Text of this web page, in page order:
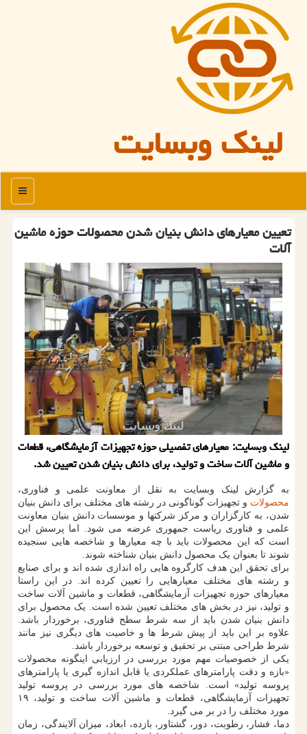
لینک وبسایت
منو
تعیین معیارهای دانش بنیان شدن محصولات حوزه ماشین
آلات
لینك وبسایت: معیارهای تفصیلی حوزه تجهیزات آزمایشگاهی، قطعات
و ماشین آلات ساخت و تولید، برای دانش بنیان شدن تعیین شد.
به گزارش لینک وبسایت به نقل از معاونت علمی و فناوری،
محصولات و تجهیزات گوناگونی در رشته های مختلف برای دانش بنیان
شدن، به کارگزاران و مرکز شرکتها و موسسات دانش بنیان معاونت
علمی و فناوری ریاست جمهوری عرضه می شود. اما پرسش این
است که این محصولات باید با چه معیارها و شاخصه هایی سنجیده
شوند تا بعنوان یک محصول دانش بنیان شناخته شوند.
برای تحقق این هدف کارگروه هایی راه اندازی شده اند و برای صنایع
و رشته های مختلف معیارهایی را تعیین کرده اند. در این راستا
معیارهای حوزه تجهیزات آزمایشگاهی، قطعات و ماشین آلات ساخت
و تولید، نیز در بخش های مختلف تعیین شده است. یک محصول برای
دانش بنیان شدن باید از سه شرط سطح فناوری، برخوردار باشد.
علاوه بر این باید از پیش شرط ها و خاصیت های دیگری نیز مانند
شرط طراحی مبتنی بر تحقیق و توسعه برخوردار باشد.
یکی از خصوصیات مهم مورد بررسی در ارزیابی اینگونه محصولات
«بازه و دقت پارامترهای عملکردی یا قابل اندازه گیری یا پارامترهای
پروسه تولید» است. شاخصه های مورد بررسی در پروسه تولید
تجهیزات آزمایشگاهی، قطعات و ماشین آلات ساخت و تولید، ۱۹
مورد مختلف را در بر می گیرد.
دما، فشار، رطوبت، دور، گشتاور، بازده، ابعاد، میزان آلایندگی، زمان